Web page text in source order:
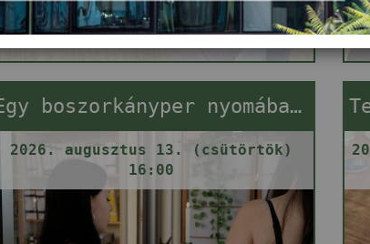
Bővebben
Egy boszorkányper nyomában (szabadulós játék)
2026. augusztus 13. (csütörtök)
16:00